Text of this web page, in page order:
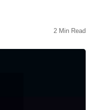
2 Min Read